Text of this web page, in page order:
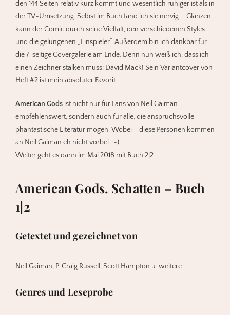
den 144 Seiten relativ kurz kommt und wesentlich ruhiger ist als in
der TV-Umsetzung. Selbst im Buch fand ich sie nervig … Glänzen
kann der Comic durch seine Vielfalt, den verschiedenen Styles
und die gelungenen „Einspieler“. Außerdem bin ich dankbar für
die 7-seitige Covergalerie am Ende. Denn nun weiß ich, dass ich
einen Zeichner stalken muss: David Mack! Sein Variantcover von
Heft #2 ist mein absoluter Favorit.
American Gods ist nicht nur für Fans von Neil Gaiman
empfehlenswert, sondern auch für alle, die anspruchsvolle
phantastische Literatur mögen. Wobei – diese Personen kommen
an Neil Gaiman eh nicht vorbei. :-)
Weiter geht es dann im Mai 2018 mit Buch 2|2.
American Gods. Schatten – Buch
1|2
Getextet und gezeichnet von
Neil Gaiman, P. Craig Russell, Scott Hampton u. weitere
Genres und Leseprobe